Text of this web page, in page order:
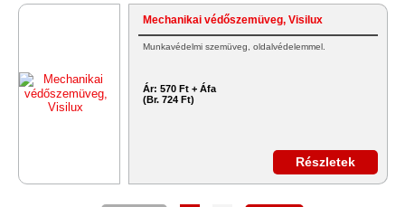
Mechanikai védőszemüveg, Visilux
Munkavédelmi szemüveg, oldalvédelemmel.
Ár: 570 Ft + Áfa
(Br. 724 Ft)
Részletek